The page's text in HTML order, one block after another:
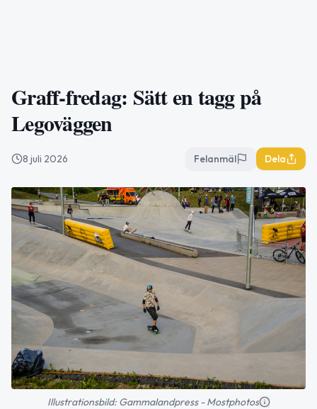
Graff-fredag: Sätt en tagg på
Legoväggen
8 juli 2026 Felanmäl Dela
Illustrationsbild: Gammalandpress - Mostphotos